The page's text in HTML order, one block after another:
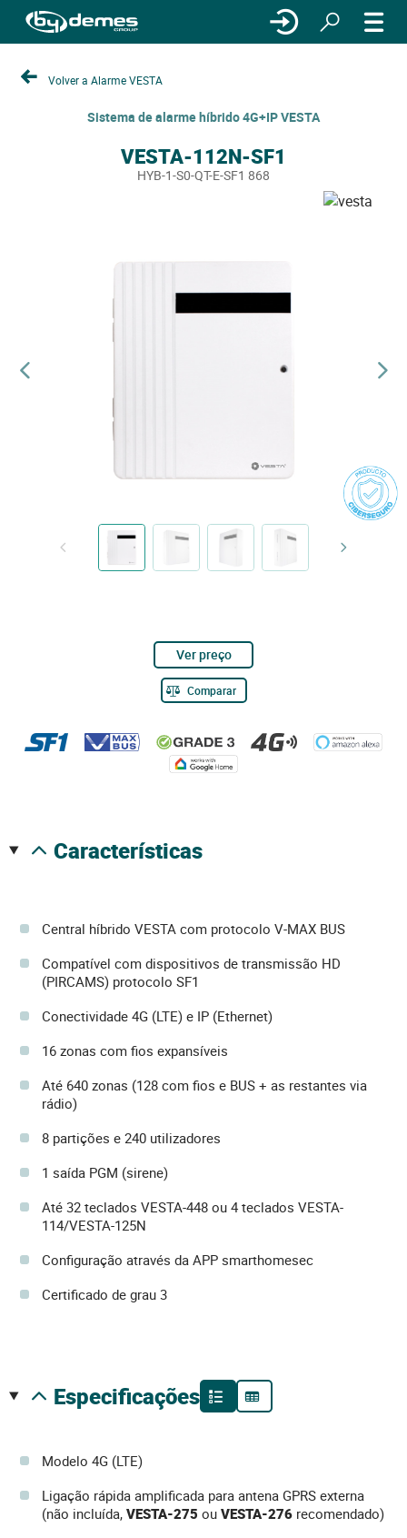
Volver a Alarme VESTA
Sistema de alarme híbrido 4G+IP VESTA
VESTA-112N-SF1
HYB-1-S0-QT-E-SF1 868
Ver preço
Comparar
características
Central híbrido VESTA com protocolo V-MAX BUS
Compatível com dispositivos de transmissão HD
(PIRCAMS) protocolo SF1
Conectividade 4G (LTE) e IP (Ethernet)
16 zonas com fios expansíveis
Até 640 zonas (128 com fios e BUS + as restantes via
rádio)
8 partições e 240 utilizadores
1 saída PGM (sirene)
Até 32 teclados VESTA-448 ou 4 teclados VESTA-
114/VESTA-125N
Configuração através da APP smarthomesec
Certificado de grau 3
especificações
Modelo 4G (LTE)
Ligação rápida amplificada para antena GPRS externa
(não incluída, VESTA-275 ou VESTA-276 recomendado)